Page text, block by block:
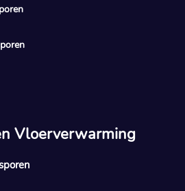
Vloerverwarming